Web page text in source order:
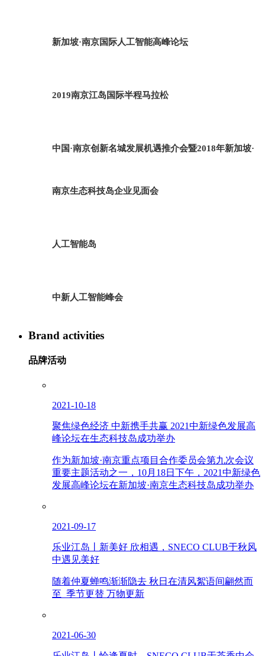
新加坡·南京国际人工智能高峰论坛
2019南京江岛国际半程马拉松
中国·南京创新名城发展机遇推介会暨2018年新加坡·
南京生态科技岛企业见面会
人工智能岛
中新人工智能峰会
Brand activities
品牌活动
2021-10-18
聚焦绿色经济 中新携手共赢 2021中新绿色发展高
峰论坛在生态科技岛成功举办
作为新加坡·南京重点项目合作委员会第九次会议
重要主题活动之一，10月18日下午，2021中新绿色
发展高峰论坛在新加坡·南京生态科技岛成功举办
2021-09-17
乐业江岛丨新美好 欣相遇，SNECO CLUB于秋风
中遇见美好
随着仲夏蝉鸣渐渐隐去 秋日在清风絮语间翩然而
至 季节更替 万物更新
2021-06-30